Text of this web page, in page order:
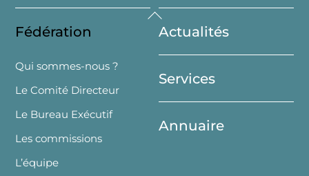
Back
To
Top
Fédération
Qui sommes-nous ?
Le Comité Directeur
Le Bureau Exécutif
Les commissions
L’équipe
Actualités
Services
Annuaire